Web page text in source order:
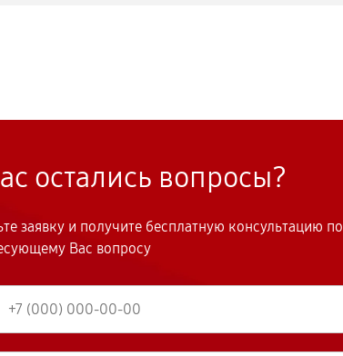
остались вопросы?
заявку и получите бесплатную консультацию по
Вас вопросу